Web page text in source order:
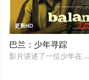
更新HD 1.0
巴兰：少年寻踪
影片讲述了一位少年在